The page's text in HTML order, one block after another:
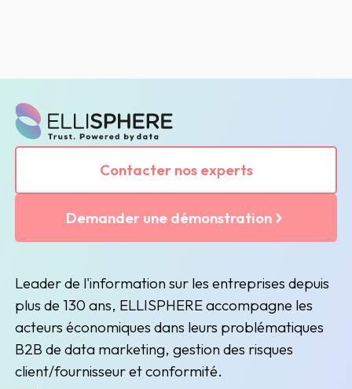
Contacter nos experts
Demander une démonstration
Leader de l'information sur les entreprises depuis
plus de 130 ans, ELLISPHERE accompagne les
acteurs économiques dans leurs problématiques
B2B de data marketing, gestion des risques
client/fournisseur et conformité.